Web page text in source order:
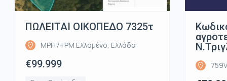
ΠΩΛΕΙΤΑΙ ΟΙΚΟΠΕΔΟ 7325τ
MPH7+PM Ελλομένο, Ελλάδα
€99.999